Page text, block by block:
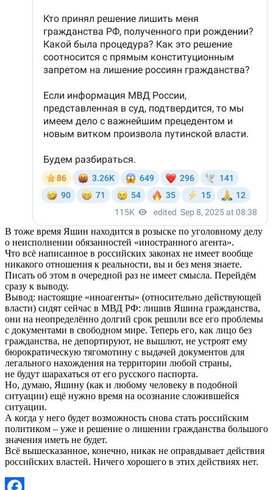
В тоже время Яшин находится в розыске по уголовному делу
о неисполнении обязанностей «иностранного агента».
Что всё написанное в российских законах не имеет вообще
никакого отношения к реальности, вы и без меня знаете.
Писать об этом в очередной раз не имеет смысла. Перейдём
сразу к выводу.
Вывод: настоящие «иноагенты» (относительно действующей
власти) сидят сейчас в МВД РФ: лишив Яшина гражданства,
они на неопределённо долгий срок решили все его проблемы
с документами в свободном мире. Теперь его, как лицо без
гражданства, не депортируют, не вышлют, не устроят ему
бюрократическую тягомотину с выдачей документов для
легального нахождения на территории любой страны,
не будут шарахаться от его русского паспорта.
Но, думаю, Яшину (как и любому человеку в подобной
ситуации) ещё нужно время на осознание сложившейся
ситуации.
А когда у него будет возможность снова стать российским
политиком – уже и решение о лишении гражданства большого
значения иметь не будет.
Всё вышесказанное, конечно, никак не оправдывает действия
российских властей. Ничего хорошего в этих действиях нет.